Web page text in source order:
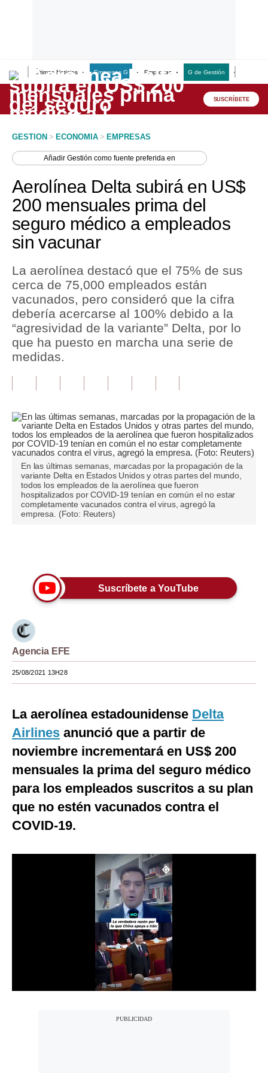
Últimas Noticias Empresas G Empresas G de Gestión
Lo último
Peru Quiosco
Economía
Mercados
Perú
Política
Tu Dinero
Finanzas Personales
Inmobiliarias
Plus G
Pregunta de hoy
Blogs
Tendencias
Lujo
Estilos
Mundo
EEUU
México
España
Tecnología
Club del Suscriptor
Mix
G de Gestión
Notas Contratadas
SUSCRÍBETE
GESTION > ECONOMIA > EMPRESAS
AñadirGestión como fuente preferida en
Aerolínea Delta subirá en US$
200 mensuales prima del
seguro médico a empleados
sin vacunar
La aerolínea destacó que el 75% de sus
cerca de 75,000 empleados están
vacunados, pero consideró que la cifra
debería acercarse al 100% debido a la
“agresividad de la variante” Delta, por lo
que ha puesto en marcha una serie de
medidas.
En las últimas semanas, marcadas por la propagación de la
variante Delta en Estados Unidos y otras partes del mundo,
todos los empleados de la aerolínea que fueron
hospitalizados por COVID-19 tenían en común el no estar
completamente vacunados contra el virus, agregó la
empresa. (Foto: Reuters)
Suscríbete a YouTube
Agencia EFE
25/08/2021 13H28
La aerolínea estadounidense Delta
Airlines anunció que a partir de
noviembre incrementará en US$ 200
mensuales la prima del seguro médico
para los empleados suscritos a su plan
que no estén vacunados contra el
COVID-19.